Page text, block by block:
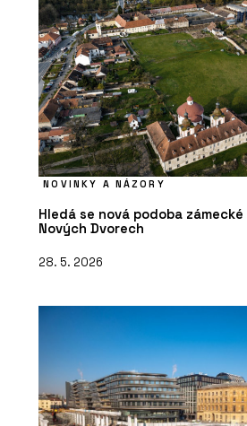
NOVINKY A NÁZORY
Hledá se nová podoba
Nových Dvorech
28. 5. 2026